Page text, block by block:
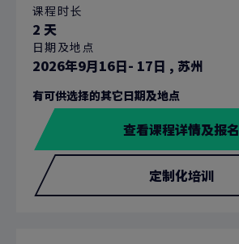
课程时长
2 天
日期及地点
2026年9月16日- 17日 , 苏州
有可供选择的其它日期及地点
查看课程详情及报名
定制化培训